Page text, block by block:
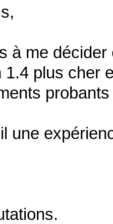
à me
1.4 plus cher
une